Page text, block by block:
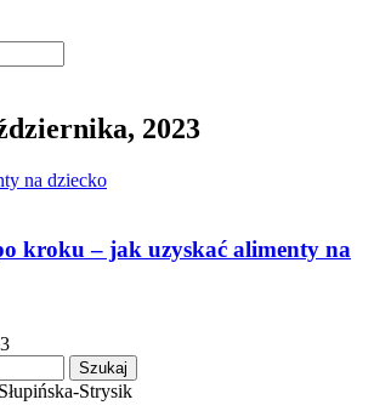
2023
kroku – jak uzyskać alimenty na
Szukaj